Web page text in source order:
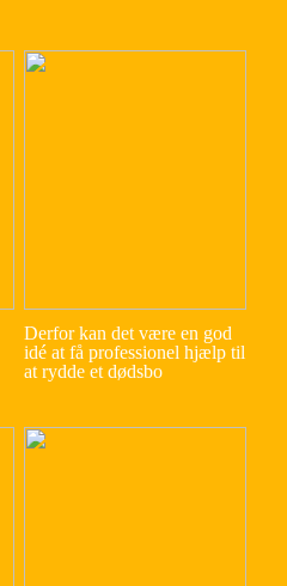
Derfor kan det være en god
idé at få professionel hjælp til
at rydde et dødsbo